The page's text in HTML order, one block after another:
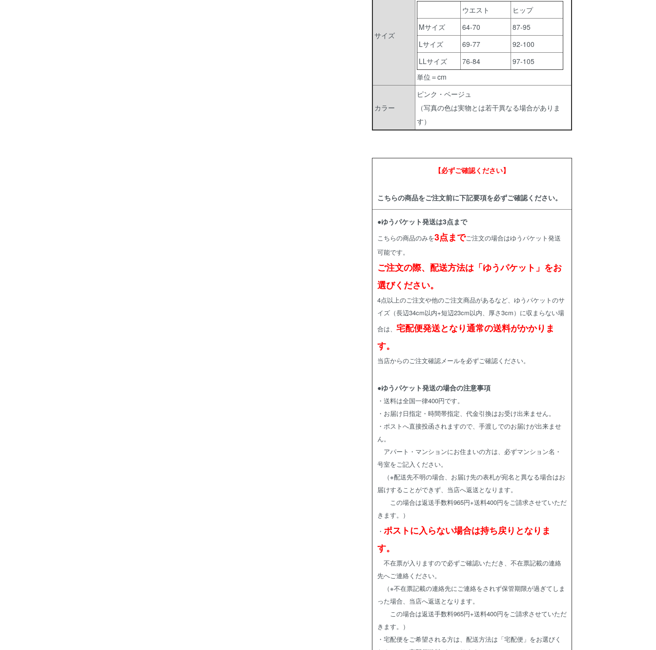
サイズ
ウエスト
ヒップ
Mサイズ
64-70
87-95
Lサイズ
69-77
92-100
LLサイズ
76-84
97-105
単位＝cm
カラー
ピンク・ベージュ
（写真の色は実物とは若干異なる場合がありま
す）
【必ずご確認ください】
こちらの商品をご注文前に下記要項を必ずご確認ください。
●ゆうパケット発送は3点まで
こちらの商品のみを3点までご注文の場合はゆうパケット発送
可能です。
ご注文の際、配送方法は「ゆうパケット」をお
選びください。
4点以上のご注文や他のご注文商品があるなど、ゆうパケットのサ
イズ（長辺34cm以内+短辺23cm以内、厚さ3cm）に収まらない場
合は、 宅配便発送となり通常の送料がかかりま
す。
当店からのご注文確認メールを必ずご確認ください。
●ゆうパケット発送の場合の注意事項
・送料は全国一律400円です。
・お届け日指定・時間帯指定、代金引換はお受け出来ません。
・ポストへ直接投函されますので、手渡しでのお届けが出来ませ
ん。
アパート・マンションにお住まいの方は、必ずマンション名・
号室をご記入ください。
（※配送先不明の場合、お届け先の表札が宛名と異なる場合はお
届けすることができず、当店へ返送となります。
この場合は返送手数料965円+送料400円をご請求させていただ
きます。）
・ ポストに入らない場合は持ち戻りとなりま
す。
不在票が入りますので必ずご確認いただき、不在票記載の連絡
先へご連絡ください。
（※不在票記載の連絡先にご連絡をされず保管期限が過ぎてしま
った場合、当店へ返送となります。
この場合は返送手数料965円+送料400円をご請求させていただ
きます。）
・宅配便をご希望される方は、配送方法は「宅配便」をお選びく